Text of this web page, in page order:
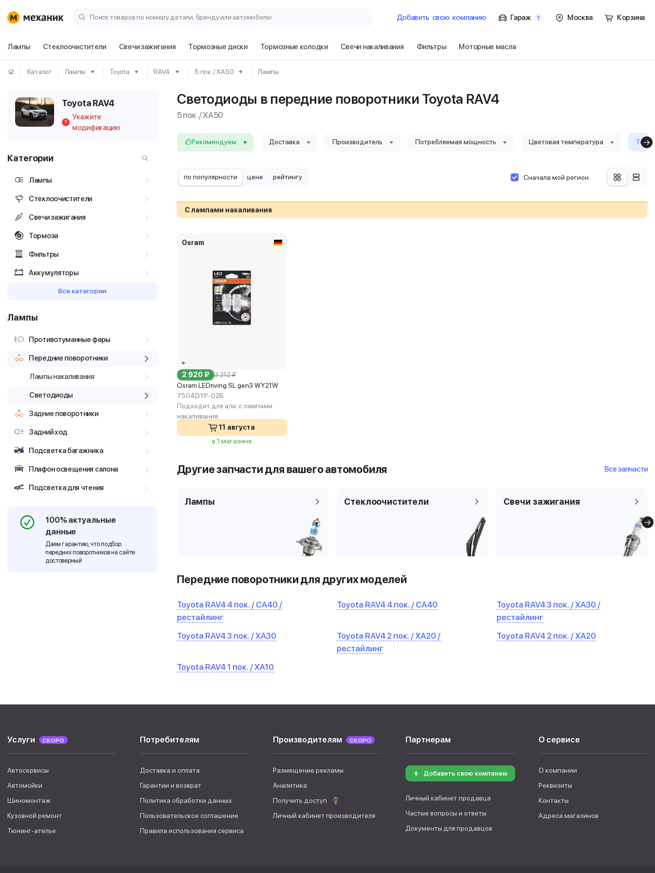
Поиск товаров по номеру детали, бренду или автомобилю Добавить свою компанию Гараж 1
Гараж
Москва Корзина
Лампы Стеклоочистители Свечи зажигания Тормозные диски Тормозные колодки Свечи накаливания Фильтры Моторные масла
Каталог Лампы Toyota RAV4 5 пок. / XA50 Лампы
Toyota RAV4
?
Укажите
модификацию
Категории
Лампы
Стеклоочистители
Свечи зажигания
Тормоза
Фильтры
Аккумуляторы
Все категории
Лампы
Противотуманные фары
Передние поворотники
Лампы накаливания
Светодиоды
Задние поворотники
Задний ход
Подсветка багажника
Плафон освещения салона
Подсветка для чтения
100% актуальные
данные
Даем гарантию, что подбор
передних поворотников на сайте
достоверный
Светодиоды в передние поворотники Toyota RAV4
5 пок. / XA50
Рекомендуем Доставка Производитель Потребляемая мощность Цветовая температура
по популярности цене рейтингу Сначала мой регион
С лампами накаливания
Osram
2 920 ₽ 3 212 ₽
Osram LEDriving SL gen3 WY21W
7504DYP-02B
Подходит для а/м: с лампами
накаливания
11 августа
в 1 магазине
Другие запчасти для вашего автомобиля Все запчасти
Лампы Стеклоочистители Свечи зажигания
Передние поворотники для других моделей
Toyota RAV4 4 пок. / CA40 /
рестайлинг
Toyota RAV4 4 пок. / CA40
Toyota RAV4 3 пок. / XA30 /
рестайлинг
Toyota RAV4 3 пок. / XA30
Toyota RAV4 2 пок. / XA20 /
рестайлинг
Toyota RAV4 2 пок. / XA20
Toyota RAV4 1 пок. / XA10
Услуги СКОРО
Автосервисы
Автомойки
Шиномонтаж
Кузовной ремонт
Тюнинг-ателье
Потребителям
Доставка и оплата
Гарантии и возврат
Политика обработки данных
Пользовательское соглашение
Правила использования сервиса
Производителям СКОРО
Размещение рекламы
Аналитика
Получить доступ
Личный кабинет производителя
Партнерам
Добавить свою компанию
Личный кабинет продавца
Частые вопросы и ответы
Документы для продавцов
О сервисе
О компании
Реквизиты
Контакты
Адреса магазинов